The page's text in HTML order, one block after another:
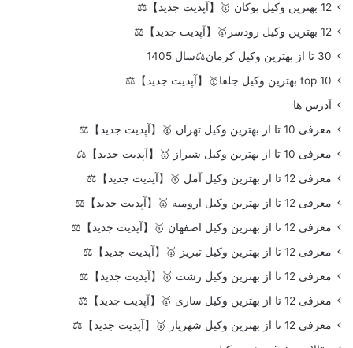
12 بهترین وکیل بوکان 🥇【آپدیت جدید】⚖️
12 بهترین وکیل رودسر🥇【آپدیت جدید】⚖️
30 تا از بهترین وکیل کرمان⚖️سال 1405
top 10 بهترین وکیل جلفا🥇【آپدیت جدید】⚖️
آدرس ها
معرفی 10 تا از بهترین وکیل تهران 🥇【آپدیت جدید】⚖️
معرفی 10 تا از بهترین وکیل شیراز 🥇【آپدیت جدید】⚖️
معرفی 12 تا از بهترین وکیل آمل 🥇【آپدیت جدید】⚖️
معرفی 12 تا از بهترین وکیل ارومیه 🥇【آپدیت جدید】⚖️
معرفی 12 تا از بهترین وکیل اصفهان 🥇【آپدیت جدید】⚖️
معرفی 12 تا از بهترین وکیل تبریز 🥇【آپدیت جدید】⚖️
معرفی 12 تا از بهترین وکیل رشت 🥇【آپدیت جدید】⚖️
معرفی 12 تا از بهترین وکیل ساری 🥇【آپدیت جدید】⚖️
معرفی 12 تا از بهترین وکیل شهریار 🥇【آپدیت جدید】⚖️